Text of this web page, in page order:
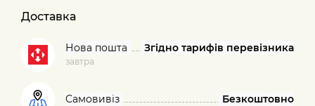
Доставка
Нова пошта
завтра
Згідно тарифів перевізника
Самовивіз Безкоштовно